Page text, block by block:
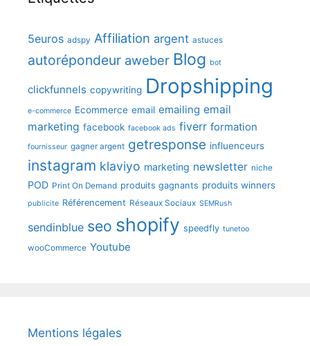
5euros adspy Affiliation argent astuces
autorépondeur aweber Blog bot
clickfunnels copywriting Dropshipping
e-commerce Ecommerce email emailing email
marketing facebook facebook ads fiverr formation
fournisseur gagner argent getresponse influenceurs
instagram klaviyo marketing newsletter niche
POD Print On Demand produits gagnants produits winners
publicite Référencement Réseaux Sociaux SEMRush
sendinblue seo shopify speedfly tunetoo
wooCommerce Youtube
Mentions légales